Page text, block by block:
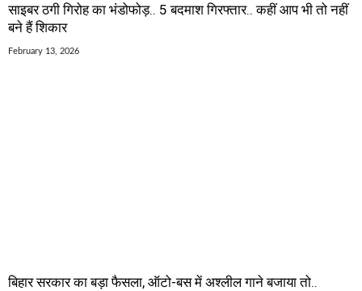
साइबर ठगी गिरोह का भंडोफोड़.. 5 बदमाश गिरफ्तार.. कहीं आप भी तो नहीं
बने हैं शिकार
February 13, 2026
बिहार सरकार का बड़ा फैसला, ऑटो-बस में अश्लील गाने बजाया तो..